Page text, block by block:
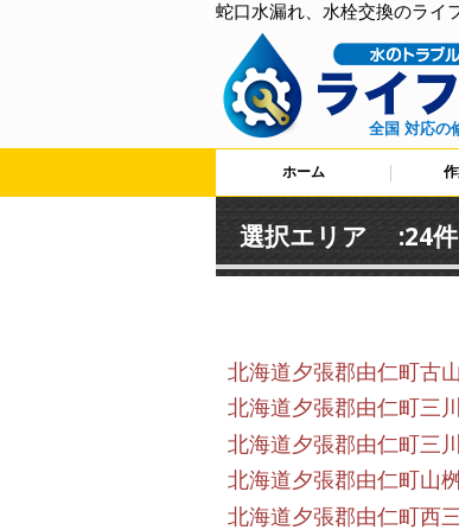
蛇口水漏れ、水栓交換のライ
全国 対応の
ホーム
選択エリア :24件
北海道夕張郡由仁町古山
北海道夕張郡由仁町三川
北海道夕張郡由仁町三
北海道夕張郡由仁町山
北海道夕張郡由仁町西